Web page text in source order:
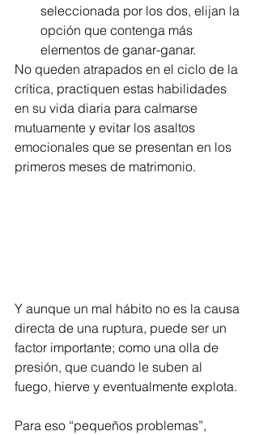
seleccionada por los dos, elijan la
opción que contenga más
elementos de ganar-ganar.
No queden atrapados en el ciclo de la
crítica, practiquen estas habilidades
en su vida diaria para calmarse
mutuamente y evitar los asaltos
emocionales que se presentan en los
primeros meses de matrimonio.
Y aunque un mal hábito no es la causa
directa de una ruptura, puede ser un
factor importante; como una olla de
presión, que cuando le suben al
fuego, hierve y eventualmente explota.
Para eso “pequeños problemas”,